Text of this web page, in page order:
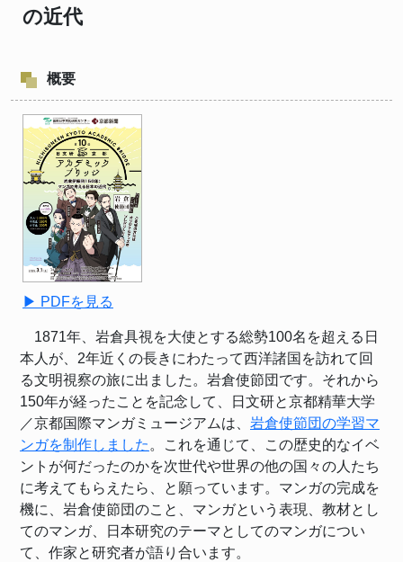
の近代
概要
▶ PDFを見る
1871年、岩倉具視を大使とする総勢100名を超える日
本人が、 2年近くの長きにわたって西洋諸国を訪れて回
る文明視察の旅に出ました。岩倉使節団です。それから
150年が経ったことを記念して、日文研と京都精華大学
／京都国際マンガミュージアムは、 岩倉使節団の学習マ
ンガを制作しました 。これを通じて、この歴史的なイベ
ントが何だったのかを次世代や世界の他の国々の人たち
に考えてもらえたら、と願っています。マンガの完成を
機に、岩倉使節団のこと、マンガという表現、教材とし
てのマンガ、日本研究のテーマとしてのマンガについ
て、作家と研究者が語り合います。